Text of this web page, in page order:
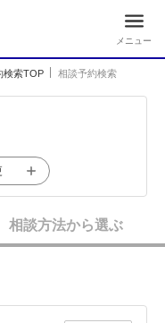
メニュー
検索TOP 相談予約検索
相談方法から選ぶ